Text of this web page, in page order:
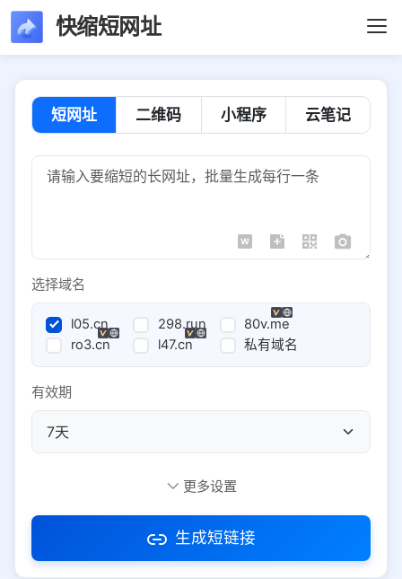
快缩短网址
短网址 二维码 小程序 云笔记
选择域名
l05.cn 298.run
80v.me
ro3.cn
l47.cn 私有域名
有效期
访问密码
更多设置
生成短链接